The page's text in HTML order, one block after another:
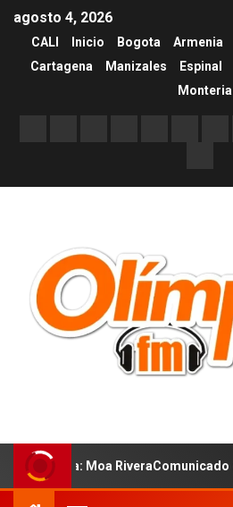
agosto 4, 2026
CALI Inicio Bogota Armenia
Cartagena
Manizales Espinal
Monteria
Moa RiveraComunicado de prensa